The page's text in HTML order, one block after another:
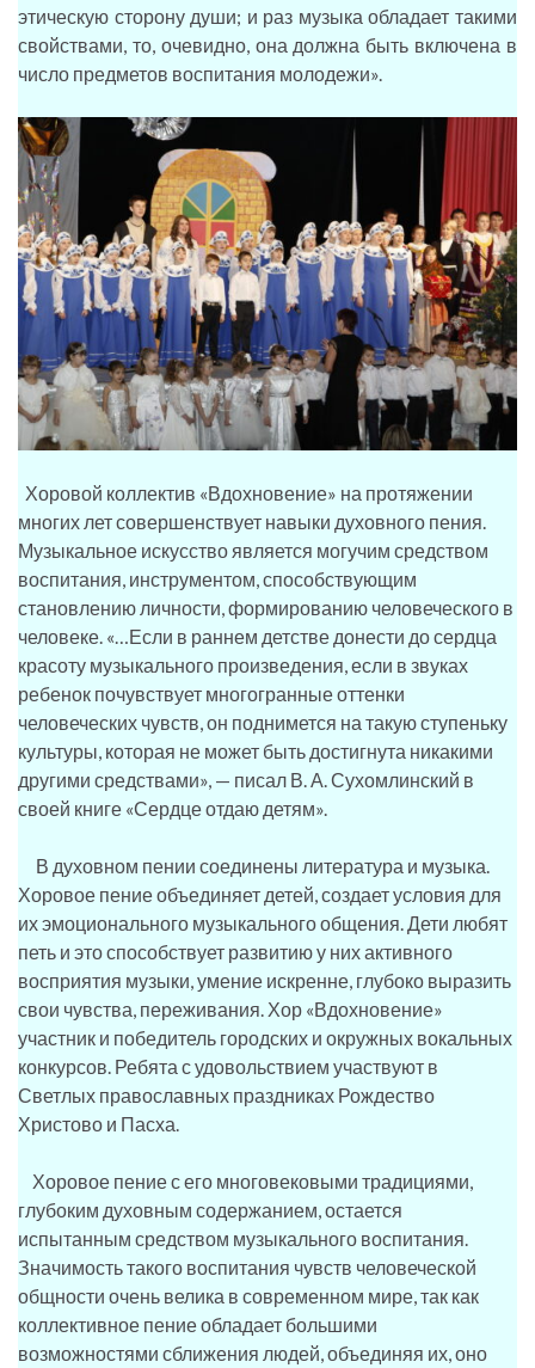
этическую сторону души; и раз музыка обладает такими
свойствами, то, очевидно, она должна быть включена в
число предметов воспитания молодежи».
Хоровой коллектив «Вдохновение» на протяжении
многих лет совершенствует навыки духовного пения.
Музыкальное искусство является могучим средством
воспитания, инструментом, способствующим
становлению личности, формированию человеческого в
человеке. «…Если в раннем детстве донести до сердца
красоту музыкального произведения, если в звуках
ребенок почувствует многогранные оттенки
человеческих чувств, он поднимется на такую ступеньку
культуры, которая не может быть достигнута никакими
другими средствами», — писал В. А. Сухомлинский в
своей книге «Сердце отдаю детям».
В духовном пении соединены литература и музыка.
Хоровое пение объединяет детей, создает условия для
их эмоционального музыкального общения. Дети любят
петь и это способствует развитию у них активного
восприятия музыки, умение искренне, глубоко выразить
свои чувства, переживания. Хор «Вдохновение»
участник и победитель городских и окружных вокальных
конкурсов. Ребята с удовольствием участвуют в
Светлых православных праздниках Рождество
Христово и Пасха.
Хоровое пение с его многовековыми традициями,
глубоким духовным содержанием, остается
испытанным средством музыкального воспитания.
Значимость такого воспитания чувств человеческой
общности очень велика в современном мире, так как
коллективное пение обладает большими
возможностями сближения людей, объединяя их, оно